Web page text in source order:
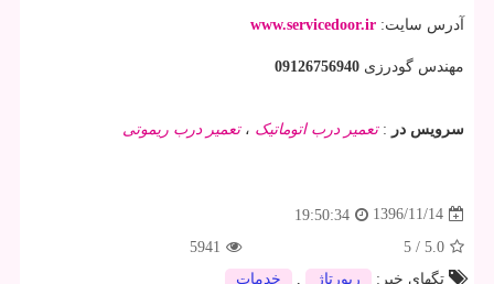
آدرس سایت: www.servicedoor.ir
مهندس گودرزی 09126756940
سرویس در : تعمیر درب اتوماتیک ،تعمیر درب ریموتی
1396/11/14
19:50:34
5.0
/
5
5941
تگهای خبر:
رپورتاژ خدمات